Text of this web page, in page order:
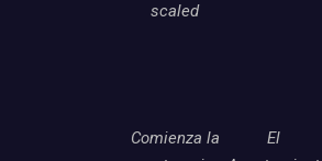
scaled
Comienza la
El